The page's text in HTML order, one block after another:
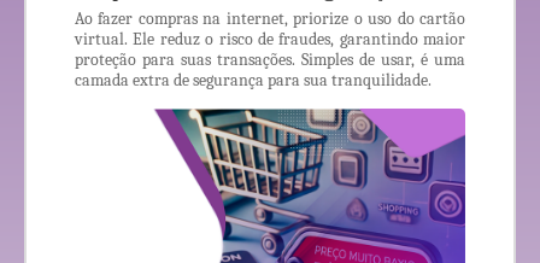
Ao fazer compras na internet, priorize o uso do cartão
virtual. Ele reduz o risco de fraudes, garantindo maior
proteção para suas transações. Simples de usar, é uma
camada extra de segurança para sua tranquilidade.